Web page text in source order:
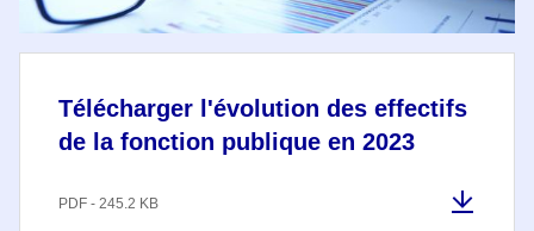
Télécharger l'évolution des effectifs
de la fonction publique en 2023
PDF - 245.2 KB